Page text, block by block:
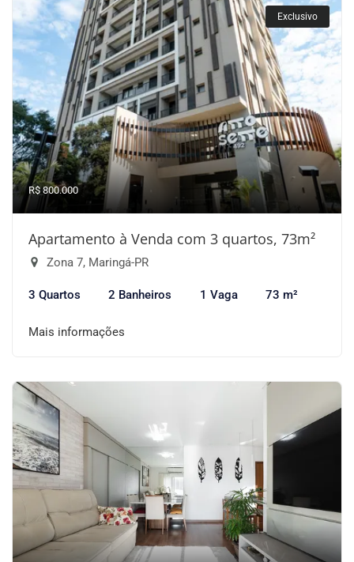
Exclusivo
R$ 800.000
Apartamento à Venda com 3 quartos, 73m²
Zona 7, Maringá-PR
3 Quartos 2 Banheiros 1 Vaga 73 m²
Mais informações